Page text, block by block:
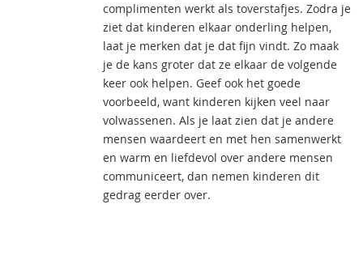
complimenten werkt als toverstafjes. Zodra je
ziet dat kinderen elkaar onderling helpen,
laat je merken dat je dat fijn vindt. Zo maak
je de kans groter dat ze elkaar de volgende
keer ook helpen. Geef ook het goede
voorbeeld, want kinderen kijken veel naar
volwassenen. Als je laat zien dat je andere
mensen waardeert en met hen samenwerkt
en warm en liefdevol over andere mensen
communiceert, dan nemen kinderen dit
gedrag eerder over.